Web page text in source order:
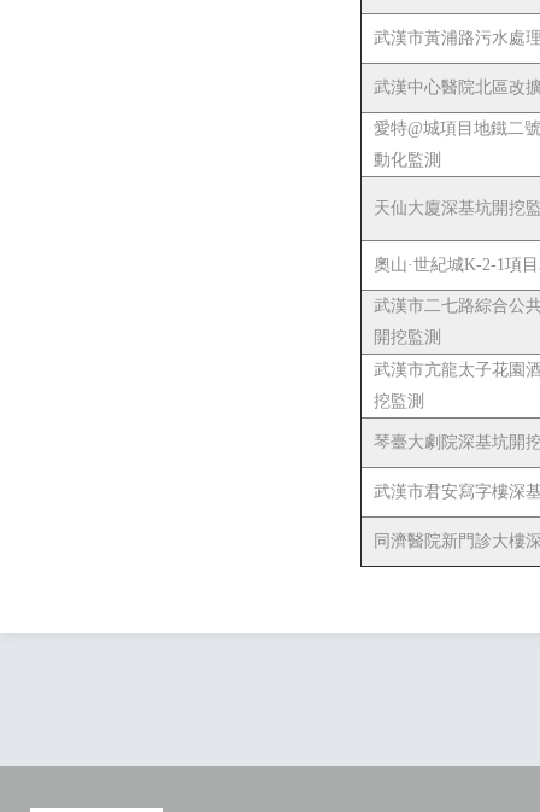
武漢市黃浦路污水處
武漢中心醫院北區改
愛特@城項目地鐵二
動化監測
天仙大廈深基坑開挖
奧山·世紀城K-2-1項
武漢市二七路綜合公
開挖監測
武漢市亢龍太子花園
挖監測
琴臺大劇院深基坑開
武漢市君安寫字樓深
同濟醫院新門診大樓